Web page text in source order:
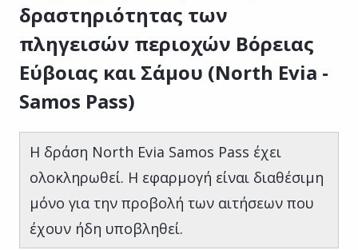
δραστηριότητας των
πληγεισών περιοχών Βόρειας
Εύβοιας και Σάμου (North Evia -
Samos Pass)
Η δράση North Evia Samos Pass έχει
ολοκληρωθεί. H εφαρμογή είναι διαθέσιμη
μόνο για την προβολή των αιτήσεων που
έχουν ήδη υποβληθεί.